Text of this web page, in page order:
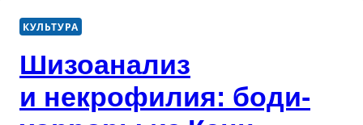
КУЛЬТУРА
Шизоанализ
и некрофилия: боди-